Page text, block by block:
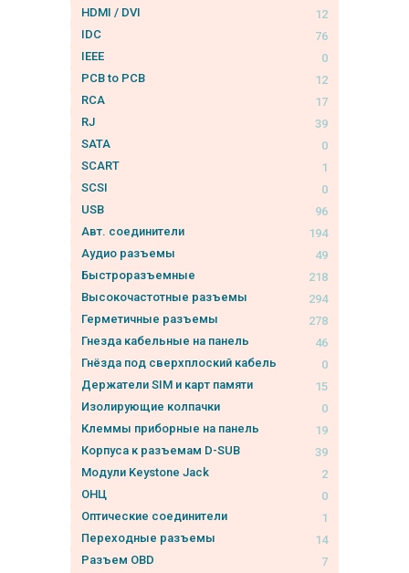
HDMI / DVI
12
IDC
76
IEEE
0
PCB to PCB
12
RCA
17
RJ
39
SATA
0
SCART
1
SCSI
0
USB
96
Авт. соединители
194
Аудио разъемы
49
Быстроразъемные
218
Высокочастотные разъемы
294
Герметичные разъемы
278
Гнезда кабельные на панель
46
Гнёзда под сверхплоский кабель
0
Держатели SIM и карт памяти
15
Изолирующие колпачки
0
Клеммы приборные на панель
19
Корпуса к разъемам D-SUB
39
Модули Keystone Jack
2
ОНЦ
0
Оптические соединители
1
Переходные разъемы
14
Разъем OBD
7